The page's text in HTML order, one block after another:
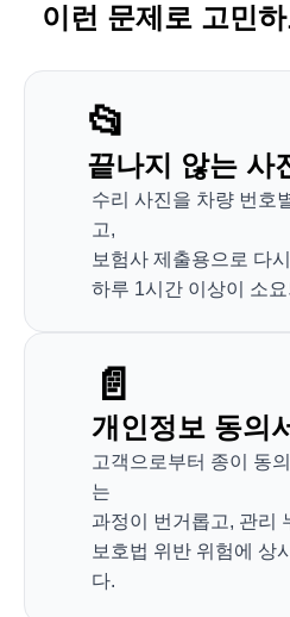
이런 문제로 고민
📄
개인정보 동의
고객으로부터 종이 동
는
과정이 번거롭고, 관리
보호법 위반 위험에 상
다.
📂
끝나지 않는 사
수리 사진을 차량 번호
고,
보험사 제출용으로 다
하루 1시간 이상이 소